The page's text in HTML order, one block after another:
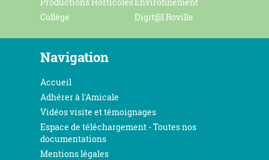
Collège
Digit@l Roville
Navigation
Accueil
Adhérer à l'Amicale
Vidéos visite et témoignages
Espace de téléchargement - Toutes nos
documentations
Mentions légales